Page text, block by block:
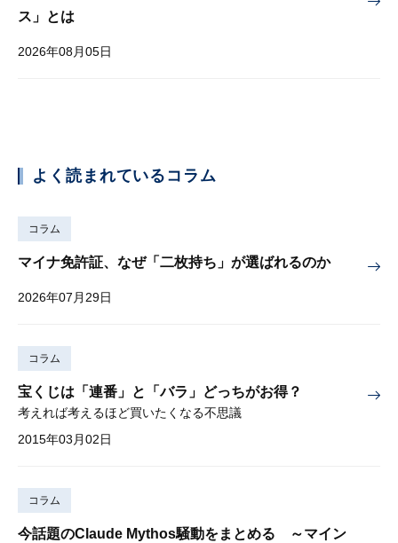
ス」とは
2026年08月05日
よく読まれているコラム
コラム
マイナ免許証、なぜ「二枚持ち」が選ばれるのか
2026年07月29日
コラム
宝くじは「連番」と「バラ」どっちがお得？
考えれば考えるほど買いたくなる不思議
2015年03月02日
コラム
今話題のClaude Mythos騒動をまとめる ～マイン